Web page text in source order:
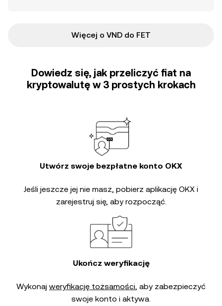
Więcej o VND do FET
Dowiedz się, jak przeliczyć fiat na
kryptowalutę w 3 prostych krokach
Utwórz swoje bezpłatne konto OKX
Jeśli jeszcze jej nie masz, pobierz aplikację OKX i
zarejestruj się, aby rozpocząć.
Ukończ weryfikację
Wykonaj weryfikację tożsamości, aby zabezpieczyć
swoje konto i aktywa.